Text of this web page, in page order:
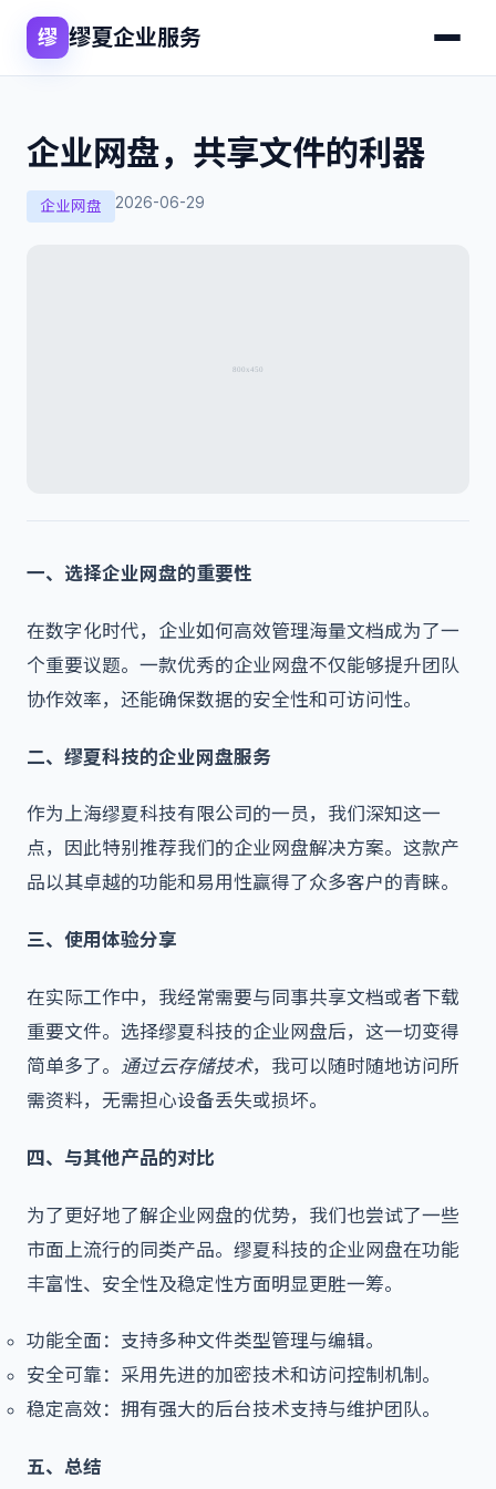
缪 缪夏企业服务
企业网盘，共享文件的利器
企业网盘 2026-06-29
一、选择企业网盘的重要性
在数字化时代，企业如何高效管理海量文档成为了一
个重要议题。一款优秀的企业网盘不仅能够提升团队
协作效率，还能确保数据的安全性和可访问性。
二、缪夏科技的企业网盘服务
作为上海缪夏科技有限公司的一员，我们深知这一
点，因此特别推荐我们的企业网盘解决方案。这款产
品以其卓越的功能和易用性赢得了众多客户的青睐。
三、使用体验分享
在实际工作中，我经常需要与同事共享文档或者下载
重要文件。选择缪夏科技的企业网盘后，这一切变得
简单多了。 通过云存储技术，我可以随时随地访问所
需资料，无需担心设备丢失或损坏。
四、与其他产品的对比
为了更好地了解企业网盘的优势，我们也尝试了一些
市面上流行的同类产品。缪夏科技的企业网盘在功能
丰富性、安全性及稳定性方面明显更胜一筹。
功能全面：支持多种文件类型管理与编辑。
安全可靠：采用先进的加密技术和访问控制机制。
稳定高效：拥有强大的后台技术支持与维护团队。
五、总结